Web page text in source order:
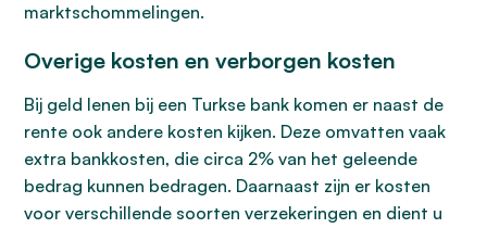
marktschommelingen.
Overige kosten en verborgen kosten
Bij geld lenen bij een Turkse bank komen er naast de
rente ook andere kosten kijken. Deze omvatten vaak
extra bankkosten, die circa 2% van het geleende
bedrag kunnen bedragen. Daarnaast zijn er kosten
voor verschillende soorten verzekeringen en dient u